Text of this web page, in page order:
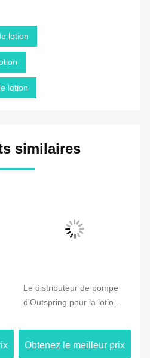
lotion
lotion
similaires
Le distributeur de pompe
d'Outspring pour la lotion
cosmétique 1.5cc de lotion
a produit
Obtenez le meilleur prix